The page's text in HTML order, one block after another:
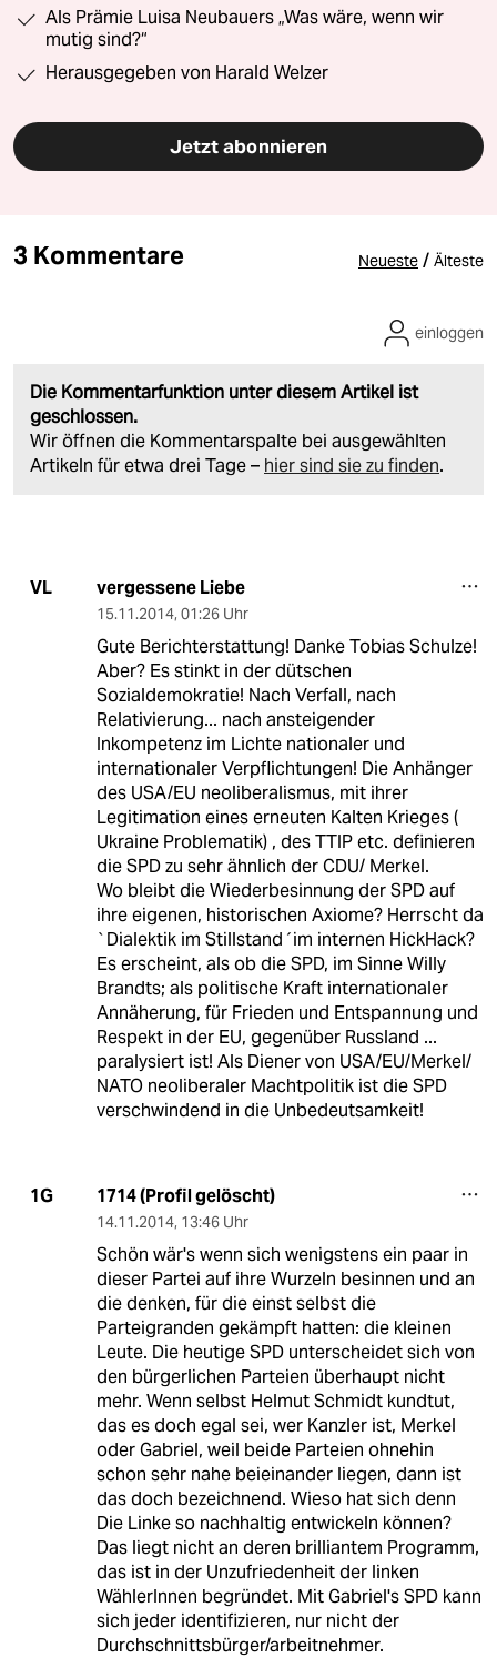
Als Prämie Luisa Neubauers „Was wäre, wenn wir
mutig sind?“
Herausgegeben von Harald Welzer
Jetzt abonnieren
3 Kommentare Neueste / Älteste
Die Kommentarfunktion unter diesem Artikel ist
geschlossen.
Wir öffnen die Kommentarspalte bei ausgewählten
Artikeln für etwa drei Tage – hier sind sie zu finden.
einloggen
VL vergessene Liebe
15.11.2014, 01:26 Uhr
Gute Berichterstattung! Danke Tobias Schulze!
Aber? Es stinkt in der dütschen
Sozialdemokratie! Nach Verfall, nach
Relativierung... nach ansteigender
Inkompetenz im Lichte nationaler und
internationaler Verpflichtungen! Die Anhänger
des USA/EU neoliberalismus, mit ihrer
Legitimation eines erneuten Kalten Krieges (
Ukraine Problematik) , des TTIP etc. definieren
die SPD zu sehr ähnlich der CDU/ Merkel.
Wo bleibt die Wiederbesinnung der SPD auf
ihre eigenen, historischen Axiome? Herrscht da
`Dialektik im Stillstand´im internen HickHack?
Es erscheint, als ob die SPD, im Sinne Willy
Brandts; als politische Kraft internationaler
Annäherung, für Frieden und Entspannung und
Respekt in der EU, gegenüber Russland ...
paralysiert ist! Als Diener von USA/EU/Merkel/
NATO neoliberaler Machtpolitik ist die SPD
verschwindend in die Unbedeutsamkeit!
1G 1714 (Profil gelöscht)
14.11.2014, 13:46 Uhr
Schön wär's wenn sich wenigstens ein paar in
dieser Partei auf ihre Wurzeln besinnen und an
die denken, für die einst selbst die
Parteigranden gekämpft hatten: die kleinen
Leute. Die heutige SPD unterscheidet sich von
den bürgerlichen Parteien überhaupt nicht
mehr. Wenn selbst Helmut Schmidt kundtut,
das es doch egal sei, wer Kanzler ist, Merkel
oder Gabriel, weil beide Parteien ohnehin
schon sehr nahe beieinander liegen, dann ist
das doch bezeichnend. Wieso hat sich denn
Die Linke so nachhaltig entwickeln können?
Das liegt nicht an deren brilliantem Programm,
das ist in der Unzufriedenheit der linken
WählerInnen begründet. Mit Gabriel's SPD kann
sich jeder identifizieren, nur nicht der
Durchschnittsbürger/arbeitnehmer.